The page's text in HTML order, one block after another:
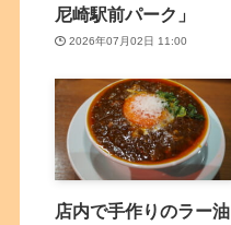
尼崎駅前パーク」
2026年07月02日 11:00
店内で手作りのラー油